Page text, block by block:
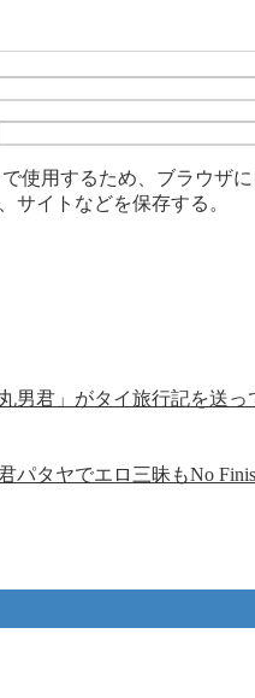
使用するため、ブラウザ
サイトなどを保存する。
男君」がタイ旅行記を送っ
タヤでエロ三昧もNo